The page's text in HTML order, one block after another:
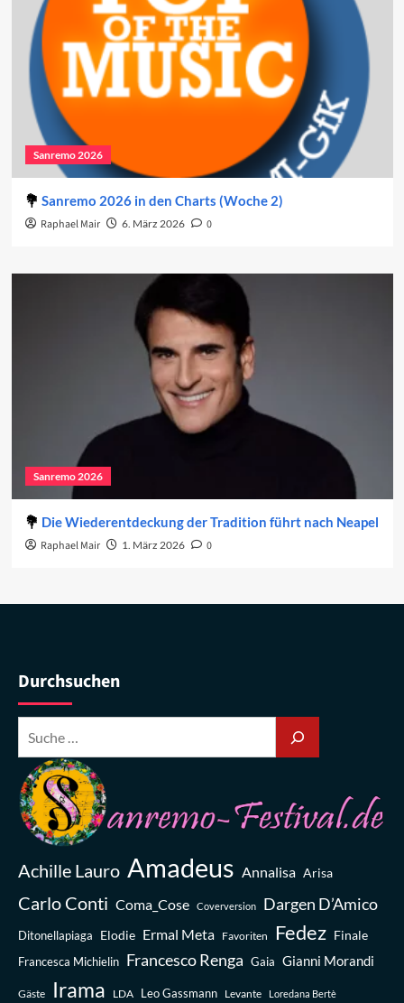
Sanremo 2026
Sanremo 2026 in den Charts (Woche 2)
Raphael Mair 6. März 2026 0
Sanremo 2026
Die Wiederentdeckung der Tradition führt nach Neapel
Raphael Mair 1. März 2026 0
Durchsuchen
Achille Lauro Amadeus Annalisa Arisa
Carlo Conti Coma_Cose Coverversion Dargen D’Amico
Ditonellapiaga Elodie Ermal Meta Favoriten Fedez Finale
Francesca Michielin Francesco Renga Gaia Gianni Morandi
Gäste Irama LDA Leo Gassmann Levante Loredana Bertè